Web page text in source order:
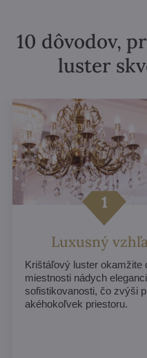
10 dôvodov,
luster
Luxusný
Krištáľový luster okamžite
miestnosti nádych
sofistikovanosti, čo zvýši
akéhokoľvek priestoru.